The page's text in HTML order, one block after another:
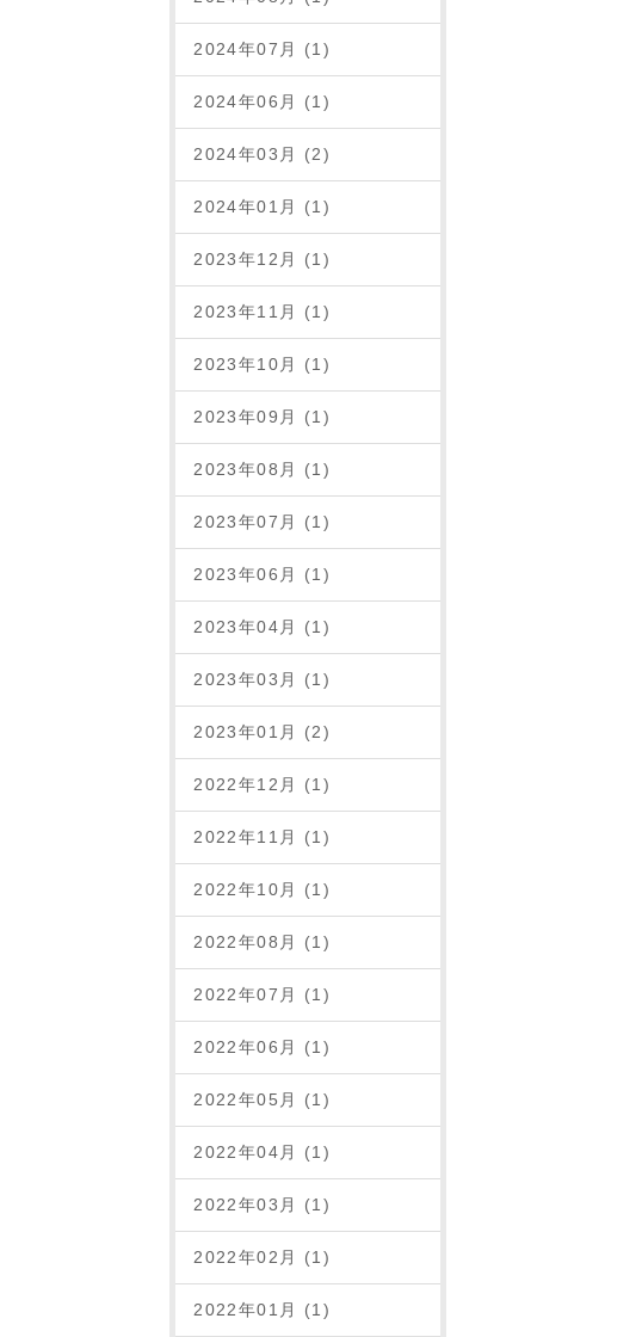
2024年07月 (1)
2024年06月 (1)
2024年03月 (2)
2024年01月 (1)
2023年12月 (1)
2023年11月 (1)
2023年10月 (1)
2023年09月 (1)
2023年08月 (1)
2023年07月 (1)
2023年06月 (1)
2023年04月 (1)
2023年03月 (1)
2023年01月 (2)
2022年12月 (1)
2022年11月 (1)
2022年10月 (1)
2022年08月 (1)
2022年07月 (1)
2022年06月 (1)
2022年05月 (1)
2022年04月 (1)
2022年03月 (1)
2022年02月 (1)
2022年01月 (1)